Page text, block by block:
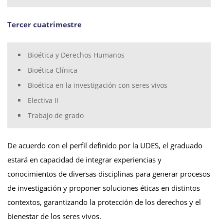
Tercer cuatrimestre
Bioética y Derechos Humanos
Bioética Clínica
Bioética en la investigación con seres vivos
Electiva II
Trabajo de grado
De acuerdo con el perfil definido por la UDES, el graduado
estará en capacidad de integrar experiencias y
conocimientos de diversas disciplinas para generar procesos
de investigación y proponer soluciones éticas en distintos
contextos, garantizando la protección de los derechos y el
bienestar de los seres vivos.